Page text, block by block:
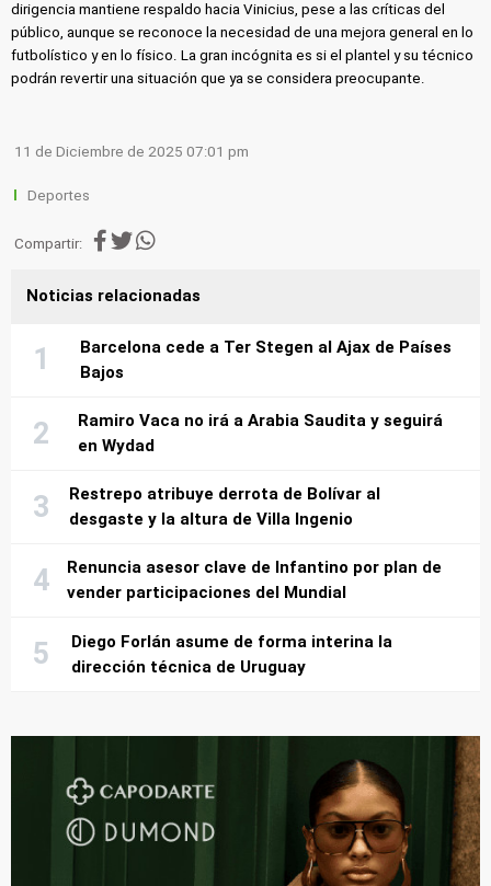
dirigencia mantiene respaldo hacia Vinicius, pese a las críticas del
público, aunque se reconoce la necesidad de una mejora general en lo
futbolístico y en lo físico. La gran incógnita es si el plantel y su técnico
podrán revertir una situación que ya se considera preocupante.
11 de Diciembre de 2025 07:01 pm
Deportes
Compartir:
Noticias relacionadas
Barcelona cede a Ter Stegen al Ajax de Países
Bajos
Ramiro Vaca no irá a Arabia Saudita y seguirá
en Wydad
Restrepo atribuye derrota de Bolívar al
desgaste y la altura de Villa Ingenio
Renuncia asesor clave de Infantino por plan de
vender participaciones del Mundial
Diego Forlán asume de forma interina la
dirección técnica de Uruguay